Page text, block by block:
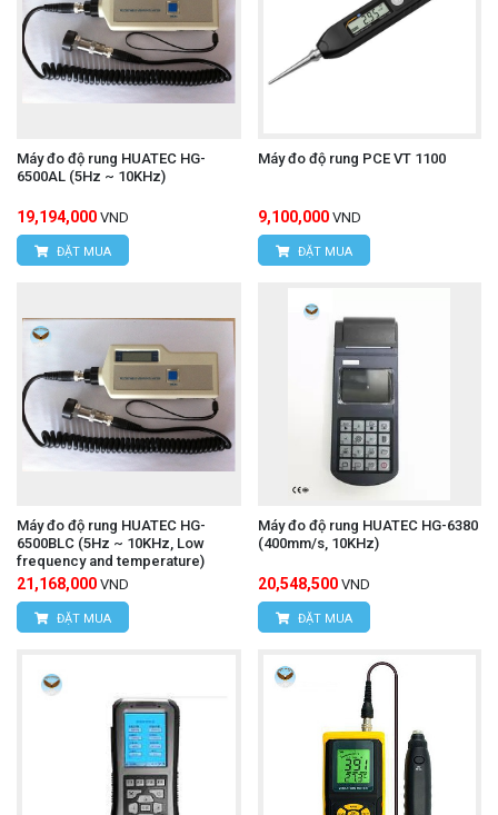
Máy đo độ rung HUATEC HG-
6500AL (5Hz ~ 10KHz)
19,194,000 VND
ĐẶT MUA
Máy đo độ rung PCE VT 1100
9,100,000 VND
ĐẶT MUA
Máy đo độ rung HUATEC HG-
6500BLC (5Hz ~ 10KHz, Low
frequency and temperature)
21,168,000 VND
ĐẶT MUA
Máy đo độ rung HUATEC HG-6380
(400mm/s, 10KHz)
20,548,500 VND
ĐẶT MUA